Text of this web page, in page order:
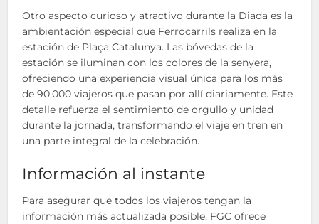
Otro aspecto curioso y atractivo durante la Diada es la
ambientación especial que Ferrocarrils realiza en la
estación de Plaça Catalunya. Las bóvedas de la
estación se iluminan con los colores de la senyera,
ofreciendo una experiencia visual única para los más
de 90,000 viajeros que pasan por allí diariamente. Este
detalle refuerza el sentimiento de orgullo y unidad
durante la jornada, transformando el viaje en tren en
una parte integral de la celebración.
Información al instante
Para asegurar que todos los viajeros tengan la
información más actualizada posible, FGC ofrece